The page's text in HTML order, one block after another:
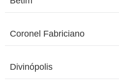
Coronel Fabriciano
Divinópolis